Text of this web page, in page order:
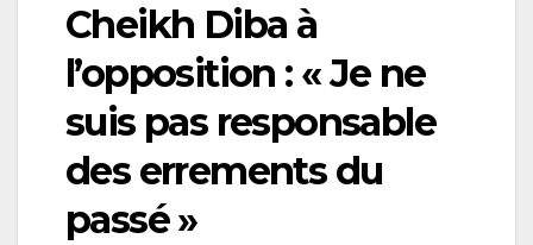
Cheikh Diba à
l’opposition : « Je ne
suis pas responsable
des errements du
passé »